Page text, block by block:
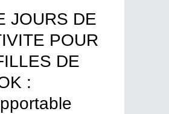
JOURS DE
POUR
DE
: